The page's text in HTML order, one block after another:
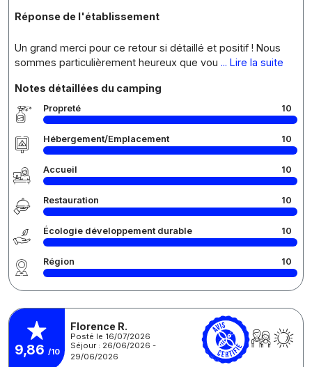
Réponse de l'établissement
Un grand merci pour ce retour si détaillé et positif ! Nous
sommes particulièrement heureux que vou ... Lire la suite
Notes détaillées du camping
Propreté 10
Hébergement/Emplacement 10
Accueil 10
Restauration 10
Écologie développement durable 10
Région 10
9,86 /10
Florence R.
Posté le 16/07/2026
Séjour : 26/06/2026 -
29/06/2026